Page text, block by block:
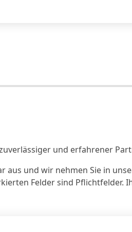
und erfahrener
und wir nehmen Sie in
Felder sind